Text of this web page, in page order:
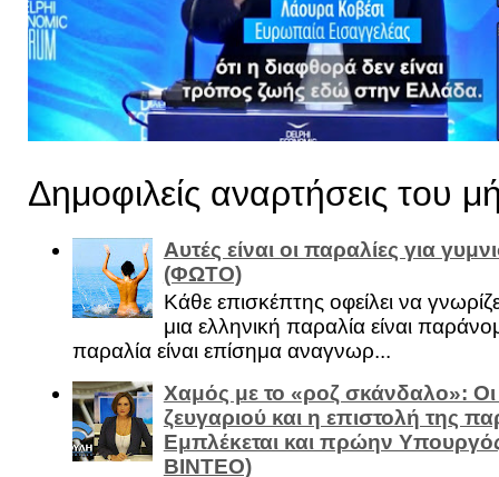
Δημοφιλείς αναρτήσεις του
Αυτές είναι οι παραλίες για
(ΦΩΤΟ)
Κάθε επισκέπτης οφείλει να
μια ελληνική παραλία είναι
παραλία είναι επίσημα αναγνωρ...
Χαμός με το «ροζ σκάνδαλο»: Οι
ζευγαριού και η επιστολή της
Εμπλέκεται και πρώην
ΒΙΝΤΕΟ)